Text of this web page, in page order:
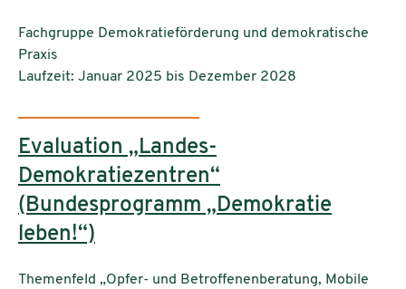
Einrichtungen:
Fachgruppe Demokratieförderung und demokratische
Praxis
Laufzeit: Januar 2025 bis Dezember 2028
Evaluation „Landes-
Demokratiezentren“
(Bundesprogramm „Demokratie
leben!“)
Themenfeld „Opfer- und Betroffenenberatung, Mobile